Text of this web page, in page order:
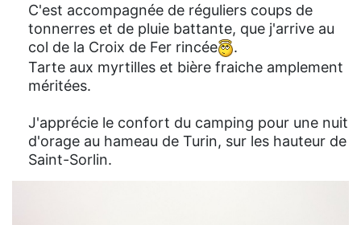
C'est accompagnée de réguliers coups de
tonnerres et de pluie battante, que j'arrive au
col de la Croix de Fer rincée
.
Tarte aux myrtilles et bière fraiche amplement
méritées.
J'apprécie le confort du camping pour une nuit
d'orage au hameau de Turin, sur les hauteur de
Saint-Sorlin.